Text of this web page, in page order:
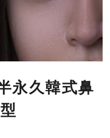
永久韓式鼻